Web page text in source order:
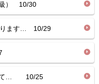
級） 10/30
ります… 10/29
て… 10/25